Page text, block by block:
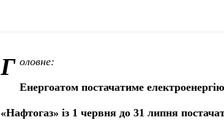
Г оловне:
Енергоатом постачатиме
«Нафтогаз» із 1 червня до 31 липня